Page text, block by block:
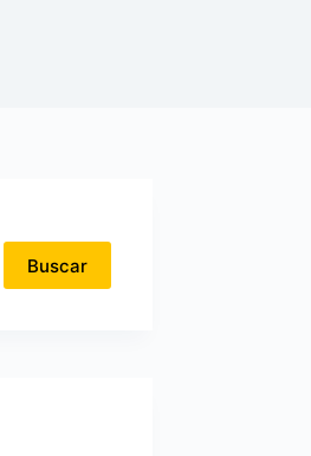
Buscar